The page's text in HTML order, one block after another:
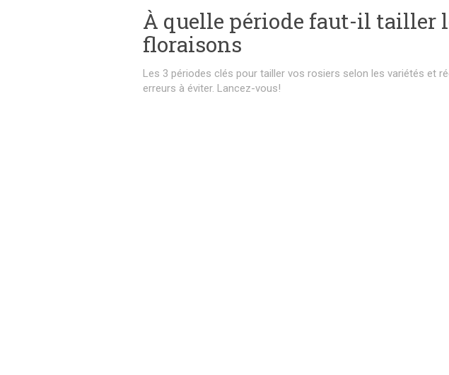
À quelle période faut-il tailler
floraisons
Les 3 périodes clés pour tailler vos rosiers selon les variétés et
erreurs à éviter. Lancez-vous!